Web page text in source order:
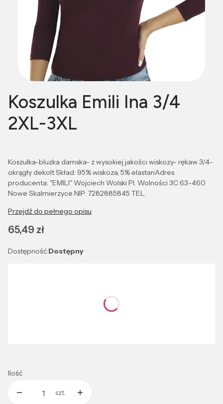
Koszulka Emili Ina 3/4
2XL-3XL
Koszulka-bluzka damska- z wysokiej jakości wiskozy- rękaw 3/4-
okrągły dekolt Skład: 95% wiskoza, 5% elastanAdres
producenta: "EMILI" Wojciech Wolski Pl. Wolności 3C 63-460
Nowe Skalmierzyce NIP: 7282885845 TEL.
Przejdź do pełnego opisu
Cena
65,49 zł
Dostępność:Dostępny
Ilość
szt.